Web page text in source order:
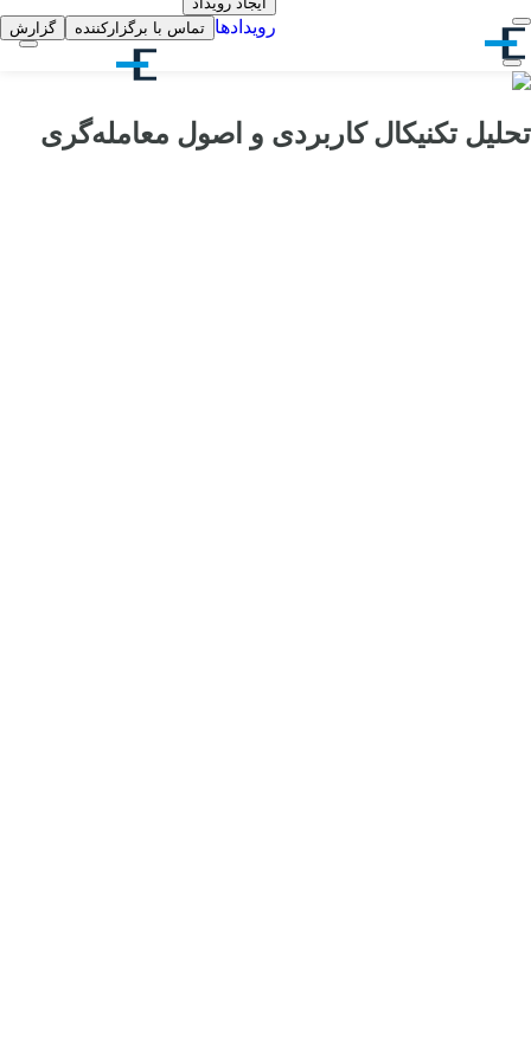
رویدادها تماس با برگزارکننده گزارش
تحلیل تکنیکال کاربردی و اصول معامله‌گری